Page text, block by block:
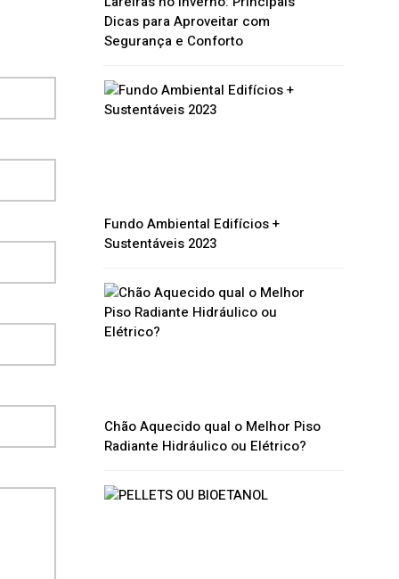
Dicas para Aproveitar com
Segurança e Conforto
Fundo Ambiental Edifícios +
Sustentáveis 2023
Chão Aquecido qual o Melhor Piso
Radiante Hidráulico ou Elétrico?